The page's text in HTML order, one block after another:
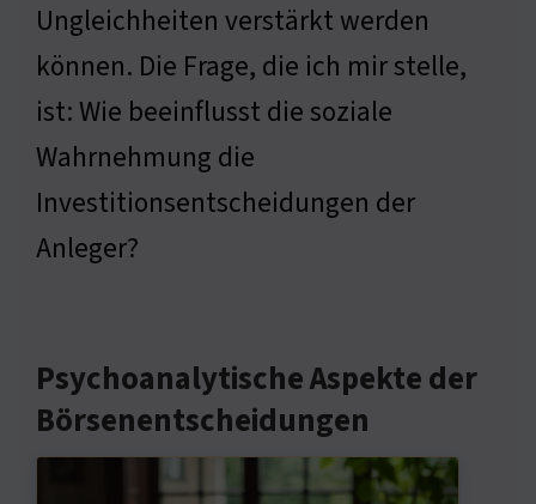
Ungleichheiten verstärkt werden
können. Die Frage, die ich mir stelle,
ist: Wie beeinflusst die soziale
Wahrnehmung die
Investitionsentscheidungen der
Anleger?
Psychoanalytische Aspekte der
Börsenentscheidungen